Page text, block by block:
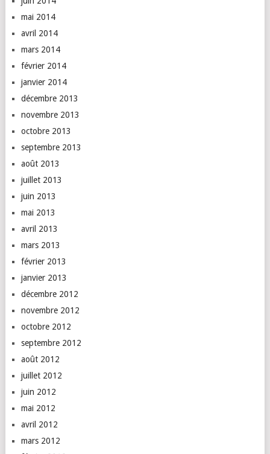
mai 2014
avril 2014
mars 2014
février 2014
janvier 2014
décembre 2013
novembre 2013
octobre 2013
septembre 2013
août 2013
juillet 2013
juin 2013
mai 2013
avril 2013
mars 2013
février 2013
janvier 2013
décembre 2012
novembre 2012
octobre 2012
septembre 2012
août 2012
juillet 2012
juin 2012
mai 2012
avril 2012
mars 2012